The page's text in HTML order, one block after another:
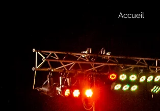
Accueil